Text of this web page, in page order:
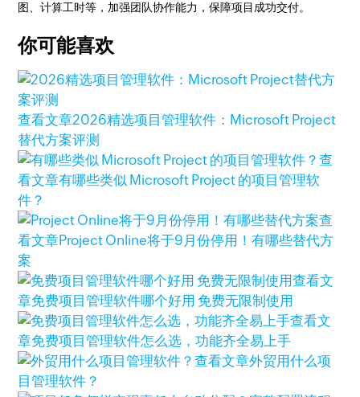
图、计算工时等，加强团队协作能力，保障项目成功交付。
你可能喜欢
查看文章2026精选项目管理软件：Microsoft Project
替代方案评测
查
看文章有哪些类似 Microsoft Project 的项目管理软
件？
查
看文章Project Online将于9月份停用！有哪些替代方
案
查看文
章免费项目管理软件哪个好用 免费无限制使用
查看文
章免费项目管理软件怎么选，功能齐全易上手
查看文章外贸用什么项
目管理软件？